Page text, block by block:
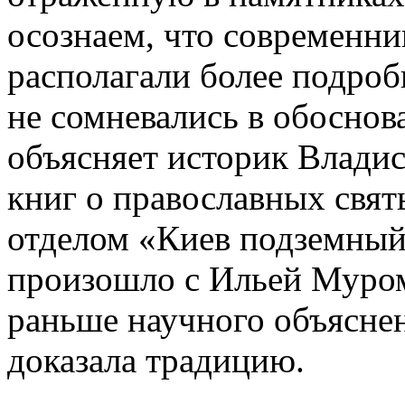
осознаем, что
располагали более
не сомневались в
объясняет историк
книг о православных
отделом «Киев
произошло с Ильей
раньше научного
доказала традицию.